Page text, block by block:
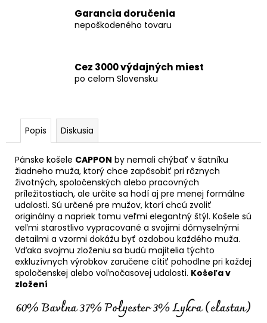
Garancia doručenia
nepoškodeného tovaru
Cez 3000 výdajných miest
po celom Slovensku
Popis Diskusia
Pánske košele CAPPON by nemali chýbať v šatníku
žiadneho muža, ktorý chce zapôsobiť pri rôznych
životných, spoločenských alebo pracovných
príležitostiach, ale určite sa hodí aj pre menej formálne
udalosti. Sú určené pre mužov, ktorí chcú zvoliť
originálny a napriek tomu veľmi elegantný štýl. Košele sú
veľmi starostlivo vypracované a svojimi dômyselnými
detailmi a vzormi dokážu byť ozdobou každého muža.
Vďaka svojmu zloženiu sa budú majitelia týchto
exkluzívnych výrobkov zaručene cítiť pohodlne pri každej
spoločenskej alebo voľnočasovej udalosti. Košeľa v
zložení